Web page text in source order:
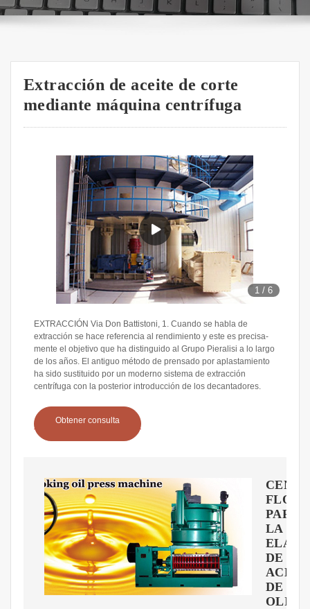
Extracción de aceite de corte
mediante máquina centrífuga
1 /6
EXTRACCIÓN Via Don Battistoni, 1. Cuando se habla de
extracción se hace referencia al rendimiento y este es precisa-
mente el objetivo que ha distinguido al Grupo Pieralisi a lo largo
de los años. El antiguo método de prensado por aplastamiento
ha sido sustituido por un moderno sistema de extracción
centrífuga con la posterior introducción de los decantadores.
Obtener consulta
PARA
LA
DE
DE
OLIVA